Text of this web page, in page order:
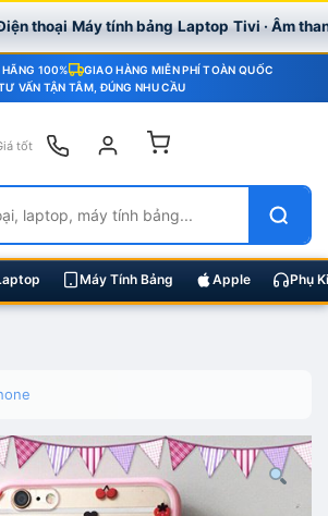
thoại Máy tính bảng Laptop Tivi · Âm
100%
GIAO HÀNG MIỄN PHÍ TOÀN QUỐC
VẤN TẬN TÂM, ĐÚNG NHU CẦU
tốt
Máy Tính Bảng Apple Phụ